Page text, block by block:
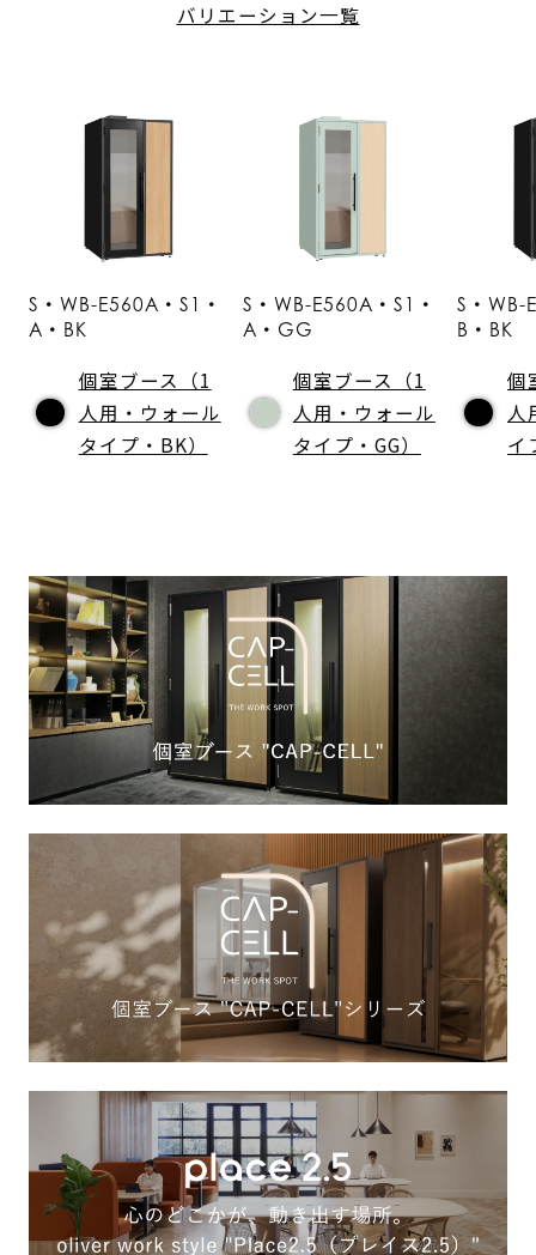
バリエーション一覧
S・WB-E560A・S1・
A・BK
個室ブース（1
人用・ウォール
タイプ・BK）
S・WB-E560A・S1・
A・GG
個室ブース（1
人用・ウォール
タイプ・GG）
S・WB-
B・BK
個
人
イ